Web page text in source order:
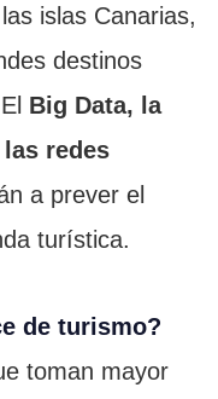
islas Canarias,
destinos
Big Data, la
redes
a prever el
turística.
de turismo?
toman mayor